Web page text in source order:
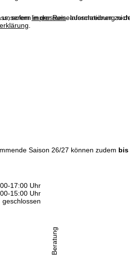
unseremImpressum. Informationen zu
17:00 Uhr
15:00 Uhr
geschlossen
Beratung
sofern in der Reiseausschreibung
Saison 26/27 können zudem bis